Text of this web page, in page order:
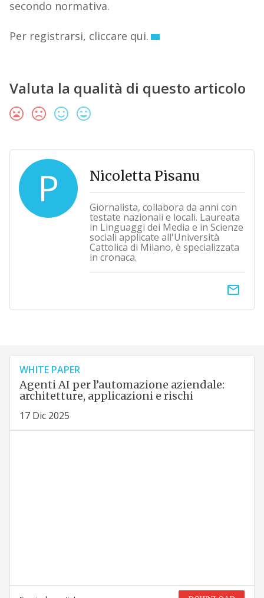
secondo normativa.
Per registrarsi, cliccare qui.
Valuta la qualità di questo articolo
P Nicoletta Pisanu
Giornalista, collabora da anni con
testate nazionali e locali. Laureata
in Linguaggi dei Media e in Scienze
sociali applicate all'Università
Cattolica di Milano, è specializzata
in cronaca.
email
WHITE PAPER
Agenti AI per l’automazione aziendale:
architetture, applicazioni e rischi
17 Dic 2025